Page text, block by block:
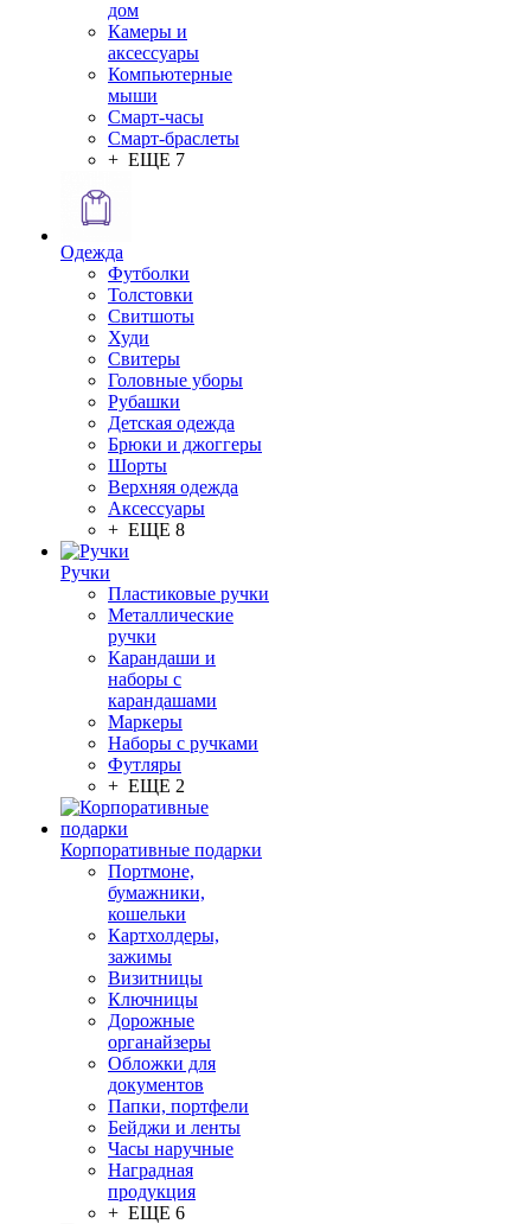
дом
Камеры и
аксессуары
Компьютерные
мыши
Смарт-часы
Смарт-браслеты
+ ЕЩЕ 7
Одежда
Футболки
Толстовки
Свитшоты
Худи
Свитеры
Головные уборы
Рубашки
Детская одежда
Брюки и джоггеры
Шорты
Верхняя одежда
Аксессуары
+ ЕЩЕ 8
Ручки
Пластиковые ручки
Металлические
ручки
Карандаши и
наборы с
карандашами
Маркеры
Наборы с ручками
Футляры
+ ЕЩЕ 2
Корпоративные подарки
Портмоне,
бумажники,
кошельки
Картхолдеры,
зажимы
Визитницы
Ключницы
Дорожные
органайзеры
Обложки для
документов
Папки, портфели
Бейджи и ленты
Часы наручные
Наградная
продукция
+ ЕЩЕ 6